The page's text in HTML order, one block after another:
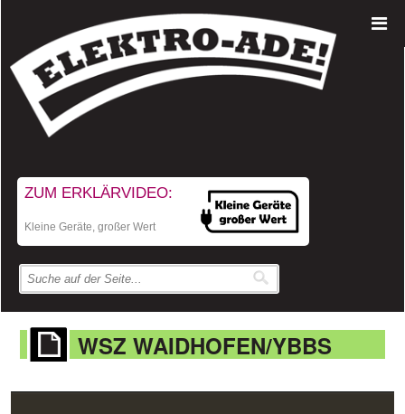
ZUM ERKLÄRVIDEO:
Kleine Geräte, großer Wert
WSZ WAIDHOFEN/YBBS